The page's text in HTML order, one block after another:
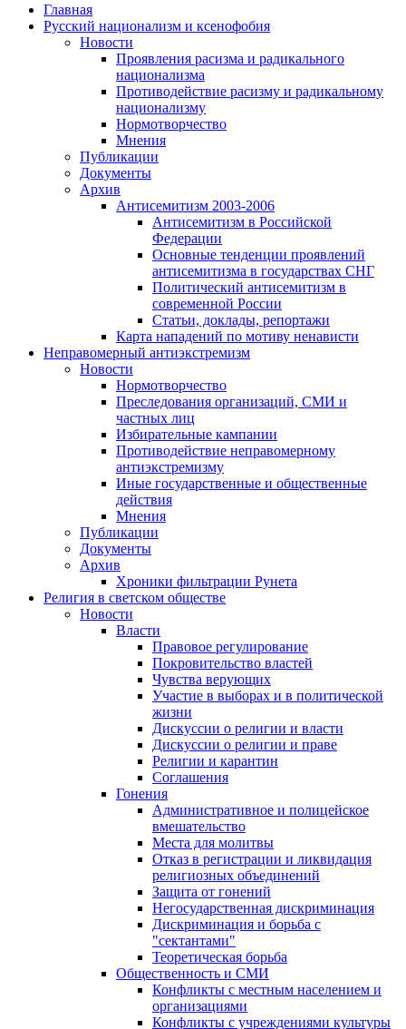
Главная
Русский национализм и ксенофобия
Новости
Проявления расизма и радикального
национализма
Противодействие расизму и радикальному
национализму
Нормотворчество
Мнения
Публикации
Документы
Архив
Антисемитизм 2003-2006
Антисемитизм в Российской
Федерации
Основные тенденции проявлений
антисемитизма в государствах СНГ
Политический антисемитизм в
современной России
Статьи, доклады, репортажи
Карта нападений по мотиву ненависти
Неправомерный антиэкстремизм
Новости
Нормотворчество
Преследования организаций, СМИ и
частных лиц
Избирательные кампании
Противодействие неправомерному
антиэкстремизму
Иные государственные и общественные
действия
Мнения
Публикации
Документы
Архив
Хроники фильтрации Рунета
Религия в светском обществе
Новости
Власти
Правовое регулирование
Покровительство властей
Чувства верующих
Участие в выборах и в политической
жизни
Дискуссии о религии и власти
Дискуссии о религии и праве
Религии и карантин
Соглашения
Гонения
Административное и полицейское
вмешательство
Места для молитвы
Отказ в регистрации и ликвидация
религиозных объединений
Защита от гонений
Негосударственная дискриминация
Дискриминация и борьба с
"сектантами"
Теоретическая борьба
Общественность и СМИ
Конфликты с местным населением и
организациями
Конфликты с учреждениями культуры